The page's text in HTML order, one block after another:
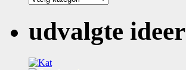
udvalgte ideer